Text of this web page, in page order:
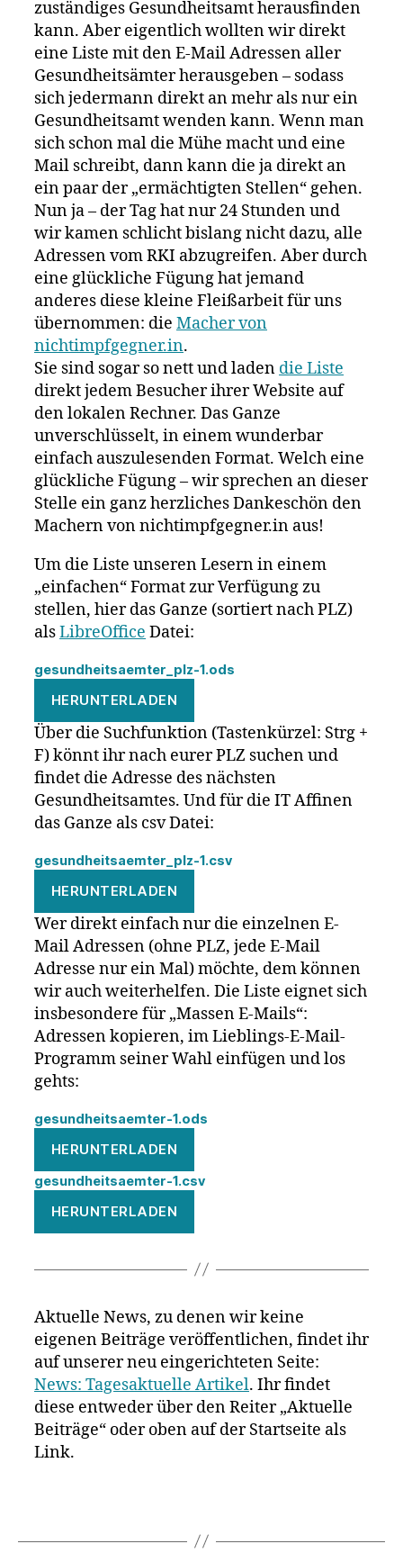
zuständiges Gesundheitsamt herausfinden
kann. Aber eigentlich wollten wir direkt
eine Liste mit den E-Mail Adressen aller
Gesundheitsämter herausgeben – sodass
sich jedermann direkt an mehr als nur ein
Gesundheitsamt wenden kann. Wenn man
sich schon mal die Mühe macht und eine
Mail schreibt, dann kann die ja direkt an
ein paar der „ermächtigten Stellen“ gehen.
Nun ja – der Tag hat nur 24 Stunden und
wir kamen schlicht bislang nicht dazu, alle
Adressen vom RKI abzugreifen. Aber durch
eine glückliche Fügung hat jemand
anderes diese kleine Fleißarbeit für uns
übernommen: die Macher von
nichtimpfgegner.in.
Sie sind sogar so nett und laden die Liste
direkt jedem Besucher ihrer Website auf
den lokalen Rechner. Das Ganze
unverschlüsselt, in einem wunderbar
einfach auszulesenden Format. Welch eine
glückliche Fügung – wir sprechen an dieser
Stelle ein ganz herzliches Dankeschön den
Machern von nichtimpfgegner.in aus!
Um die Liste unseren Lesern in einem
„einfachen“ Format zur Verfügung zu
stellen, hier das Ganze (sortiert nach PLZ)
alsLibreOffice Datei:
gesundheitsaemter_plz-1.ods
HERUNTERLADEN
Über die Suchfunktion (Tastenkürzel: Strg +
F) könnt ihr nach eurer PLZ suchen und
findet die Adresse des nächsten
Gesundheitsamtes. Und für die IT Affinen
das Ganze als csv Datei:
gesundheitsaemter_plz-1.csv
HERUNTERLADEN
Wer direkt einfach nur die einzelnen E-
Mail Adressen (ohne PLZ, jede E-Mail
Adresse nur ein Mal) möchte, dem können
wir auch weiterhelfen. Die Liste eignet sich
insbesondere für „Massen E-Mails“:
Adressen kopieren, im Lieblings-E-Mail-
Programm seiner Wahl einfügen und los
gehts:
gesundheitsaemter-1.ods
HERUNTERLADEN
gesundheitsaemter-1.csv
HERUNTERLADEN
Aktuelle News, zu denen wir keine
eigenen Beiträge veröffentlichen, findet ihr
auf unserer neu eingerichteten Seite:
News: Tagesaktuelle Artikel. Ihr findet
diese entweder über den Reiter „Aktuelle
Beiträge“ oder oben auf der Startseite als
Link.